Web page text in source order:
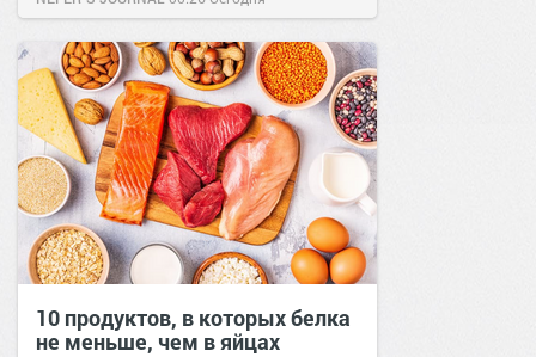
10 продуктов, в которых белка
не меньше, чем в яйцах